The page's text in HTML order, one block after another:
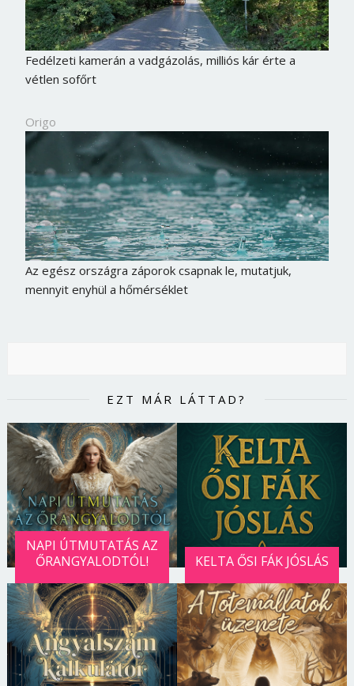
Fedélzeti kamerán a vadgázolás, milliós kár érte a
vétlen sofőrt
Origo
Az egész országra záporok csapnak le, mutatjuk,
mennyit enyhül a hőmérséklet
EZT MÁR LÁTTAD?
NAPI ÚTMUTATÁS AZ
ŐRANGYALODTÓL!
KELTA ŐSI FÁK JÓSLÁS
Borsonline bejelentkezés
E-mail cím vagy felhasználónév